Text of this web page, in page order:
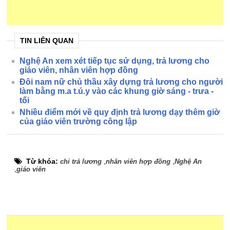
TIN LIÊN QUAN
Nghệ An xem xét tiếp tục sử dụng, trả lương cho
giáo viên, nhân viên hợp đồng
Đôi nam nữ chủ thầu xây dựng trả lương cho người
làm bằng m.a t.ú.y vào các khung giờ sáng - trưa -
tối
Nhiều điểm mới về quy định trả lương dạy thêm giờ
của giáo viên trường công lập
Từ khóa:chi trả lương ,nhân viên hợp đồng ,Nghệ An
,giáo viên